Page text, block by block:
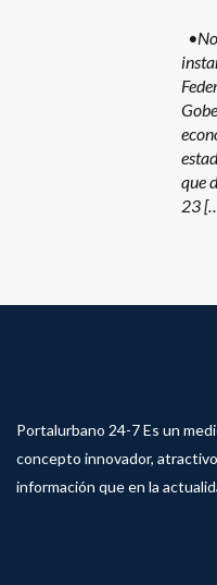
que
23
Portalurbano 24-7 Es un
concepto innovador,
información que en la